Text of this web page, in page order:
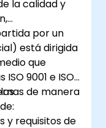
de una
necesarios
en la
de
la calidad y
por un
está dirigida
que
9001 e ISO
de manera
y requisitos de